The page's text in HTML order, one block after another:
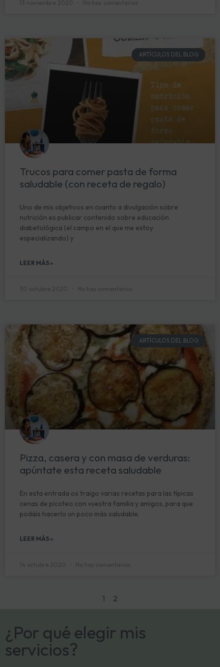
13 noviembre 2020 No hay comentarios
ARTÍCULOS DEL BLOG
Trucos para comer pasta de forma
saludable (con receta de regalo)
Uno de mis objetivos en cuanto a divulgación sobre
nutrición es publicar contenido sobre educación
diabetológica (el campo en el que me estoy
especializando) y
LEER MÁS »
30 octubre 2020 No hay comentarios
ARTÍCULOS DEL BLOG
Pizza, casera y con masa de verduras:
apúntate esta receta saludable
En esta entrada os traigo varias recetas para las típicas
cenas de picoteo con vuestra familia y amigos, para que
podáis hacerlo un poco más saludable.
LEER MÁS »
14 octubre 2020 No hay comentarios
1 2
¿Por qué elegir mis
servicios?